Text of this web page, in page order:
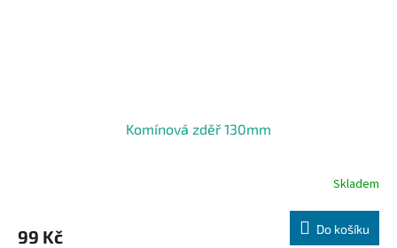
Komínová zděř 130mm
Skladem
99 Kč Do košíku